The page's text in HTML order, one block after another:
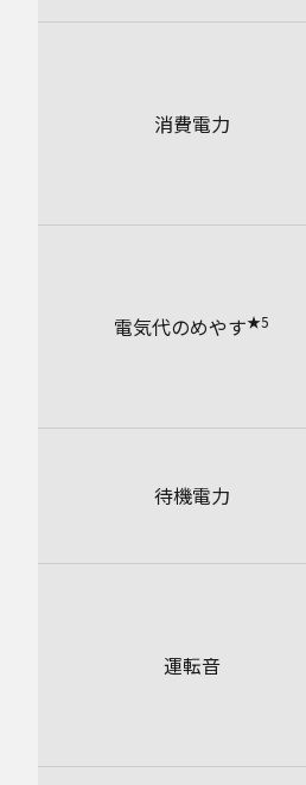
消費電力
電気代のめやす★5
待機電力
運転音